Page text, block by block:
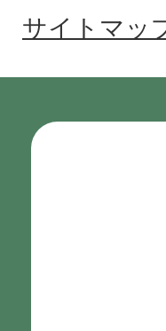
サイトマッ